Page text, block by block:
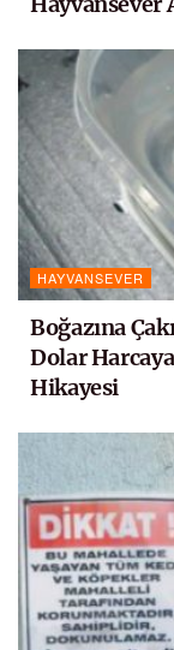
HAYVANSEVER
Boğazına
Dolar
Hikayesi